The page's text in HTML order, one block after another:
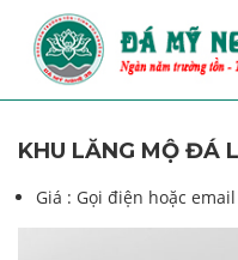
KHU LĂNG MỘ ĐÁ
Giá : Gọi điện hoặc email